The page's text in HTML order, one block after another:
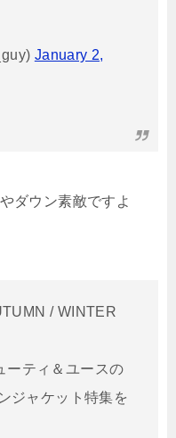
January 2,
ダウン素敵ですよ
/ WINTER
ーティ＆ユースの
ジャケット特集を